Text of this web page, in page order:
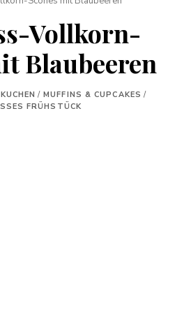
Vollkorn-
Blaubeeren
KUCHEN / MUFFINS & CUPCAKES /
FRÜHSTÜCK